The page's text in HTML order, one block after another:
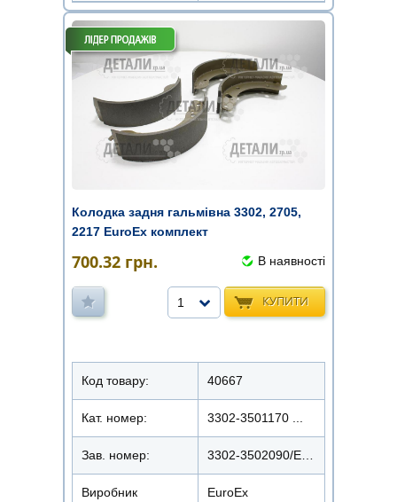
Колодка задня гальмівна 3302, 2705,
2217 EuroEx комплект
700.32 грн. В наявності
КУПИТИ
1
Код товару: 40667
Кат. номер: 3302-3501170 ...
Зав. номер:
Виробник EuroEx